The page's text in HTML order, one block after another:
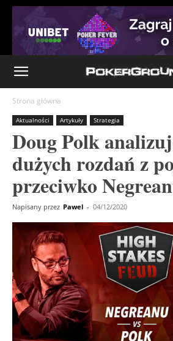
Strona główna
Aktualności Artykuły Strategia
Doug Polk
dużych rozdań z
przeciwko
Napisany przez Pawel - 04/12/2020